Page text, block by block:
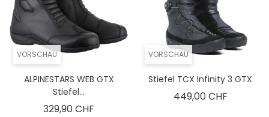
VORSCHAU
ALPINESTARS WEB GTX
Stiefel...
329,90 CHF
VORSCHAU
Stiefel TCX Infinity 3 GTX
449,00 CHFPreis